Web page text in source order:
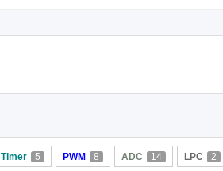
Timer 5 PWM 8 ADC 14 LPC 2